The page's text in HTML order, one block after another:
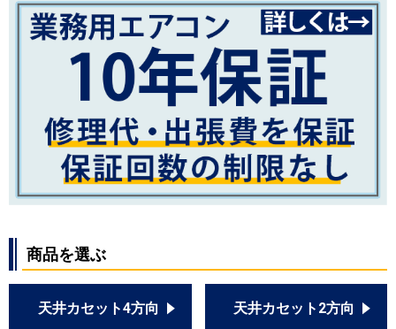
RPC-GP224RSHP
RPC-AP224SHP8-kobe
RPC-GP224RSHP1
RPC-GP224RSHP2
RPC-GP224RSHP3
RPC-GP224RSHP4
三菱重工
FDEVP2244HP5S
FDEV2245HP5SA
FDEVP2244HP5SA
PA-P224T7HDN
PA-P224T6HDNB
商品を選ぶ
天井カセット4方向 天井カセット2方向